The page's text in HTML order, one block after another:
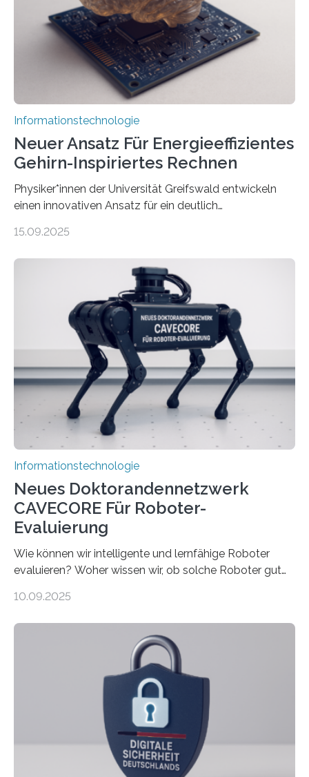
erstellen. „Besonders wichtig ist uns eine ganzheitliche
Animation, bei der Stimme, Körperbewegung, Gestik
und Mimik im Einklang sind…
Informationstechnologie
Neuer Ansatz Für Energieeffizientes
Gehirn-Inspiriertes Rechnen
Physiker*innen der Universität Greifswald entwickeln
einen innovativen Ansatz für ein deutlich
Lösungsweg ist inspiriert vom menschlichen Gehirn. Die
stellt die heutige Computertechnik vor
Herausforderungen. Herkömmliche Silizium-
Prozessoren stoßen an ihre Grenzen: Sie verbrauchen
viel Energie, die Speicher- und Verarbeitungseinheiten
sind voneinander getrennt und die Datenübertragung
bremst komplexe Anwendungen aus. Da KI-Modelle
immer größer werden und riesige Datenmengen
verarbeiten müssen, steigt der Bedarf an neuen
Rechenarchitekturen. Neben Quantencomputern
rücken dabei insbesondere…
15.09.2025
Informationstechnologie
Neues Doktorandennetzwerk
CAVECORE Für Roboter-
Evaluierung
Wie können wir intelligente und lernfähige Roboter
evaluieren? Woher wissen wir, ob solche Roboter gut
sich CAVECORE – ein neues Marie Skłodowska-Curie
koordiniert wird. Ab dem 1. September werden sich
über einen Zeitraum von vier Jahren insgesamt 15
Promovierende im Rahmen von CAVECORE mit
kognitiven Robotern beschäftigen – also mit Robotern,
die mittels Sensoren ihre Umgebung erfassen,
Informationen verarbeiten und häufig auch mit…
10.09.2025